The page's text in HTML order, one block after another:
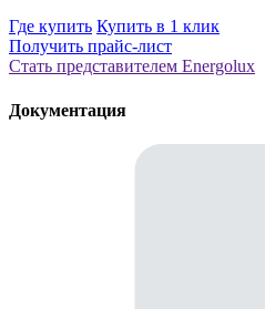
Где купить Купить в 1 клик
Получить прайс-лист
Стать представителем Еnergolux
Документация